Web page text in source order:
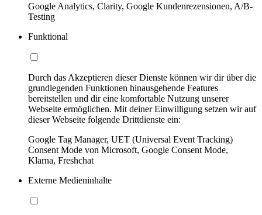
Google Analytics, Clarity, Google Kundenrezensionen, A/B-
Testing
Funktional
Durch das Akzeptieren dieser Dienste können wir dir über die
grundlegenden Funktionen hinausgehende Features
bereitstellen und dir eine komfortable Nutzung unserer
Webseite ermöglichen. Mit deiner Einwilligung setzen wir auf
dieser Webseite folgende Drittdienste ein:
Google Tag Manager, UET (Universal Event Tracking)
Consent Mode von Microsoft, Google Consent Mode,
Klarna, Freshchat
Externe Medieninhalte